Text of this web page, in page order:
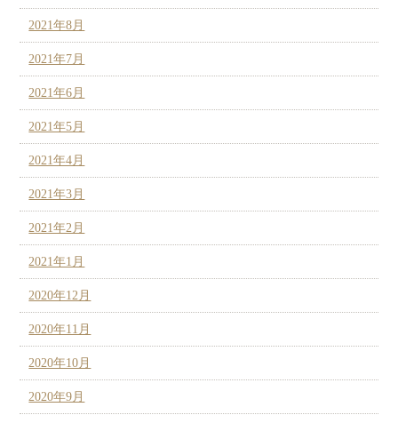
2021年8月
2021年7月
2021年6月
2021年5月
2021年4月
2021年3月
2021年2月
2021年1月
2020年12月
2020年11月
2020年10月
2020年9月